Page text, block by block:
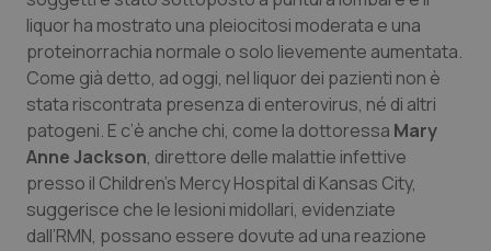
liquor ha mostrato una pleiocitosi moderata e una
proteinorrachia normale o solo lievemente aumentata.
Come già detto, ad oggi, nel liquor dei pazienti non è
stata riscontrata presenza di enterovirus, né di altri
patogeni. E c’è anche chi, come la dottoressa Mary
Anne Jackson, direttore delle malattie infettive
presso il Children’s Mercy Hospital di Kansas City,
suggerisce che le lesioni midollari, evidenziate
dall’RMN, possano essere dovute ad una reazione